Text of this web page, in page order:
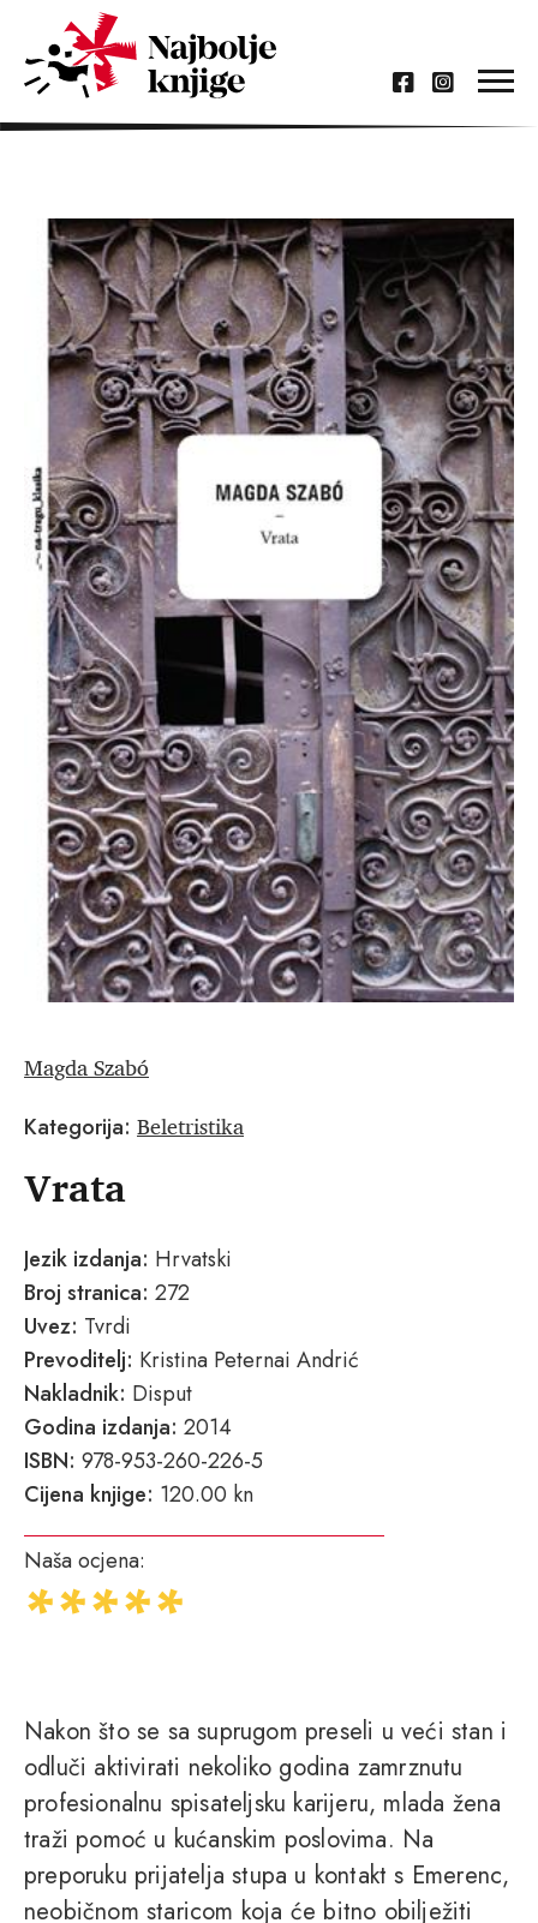
Magda Szabó
Kategorija: Beletristika
Vrata
Jezik izdanja: Hrvatski
Broj stranica: 272
Uvez: Tvrdi
Prevoditelj: Kristina Peternai Andrić
Nakladnik: Disput
Godina izdanja: 2014
ISBN: 978-953-260-226-5
Cijena knjige: 120.00 kn
Naša ocjena:
Nakon što se sa suprugom preseli u veći stan i
odluči aktivirati nekoliko godina zamrznutu
profesionalnu spisateljsku karijeru, mlada žena
traži pomoć u kućanskim poslovima. Na
preporuku prijatelja stupa u kontakt s Emerenc,
neobičnom staricom koja će bitno obilježiti